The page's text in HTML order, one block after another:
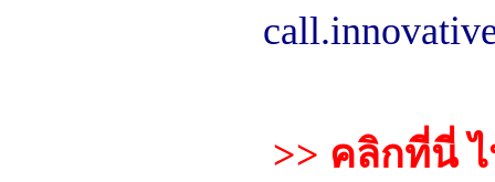
>> คลิกที่นี่